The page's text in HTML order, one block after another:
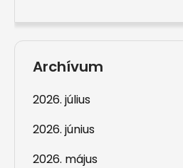
Archívum
2026. július
2026. június
2026. május